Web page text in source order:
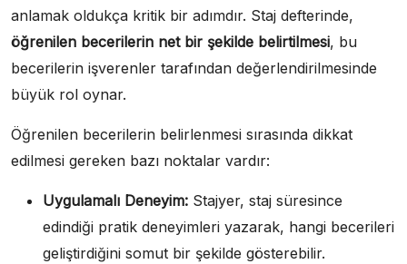
anlamak oldukça kritik bir adımdır. Staj defterinde,
öğrenilen becerilerin net bir şekilde belirtilmesi, bu
becerilerin işverenler tarafından değerlendirilmesinde
büyük rol oynar.
Öğrenilen becerilerin belirlenmesi sırasında dikkat
edilmesi gereken bazı noktalar vardır:
Uygulamalı Deneyim: Stajyer, staj süresince
edindiği pratik deneyimleri yazarak, hangi becerileri
geliştirdiğini somut bir şekilde gösterebilir.